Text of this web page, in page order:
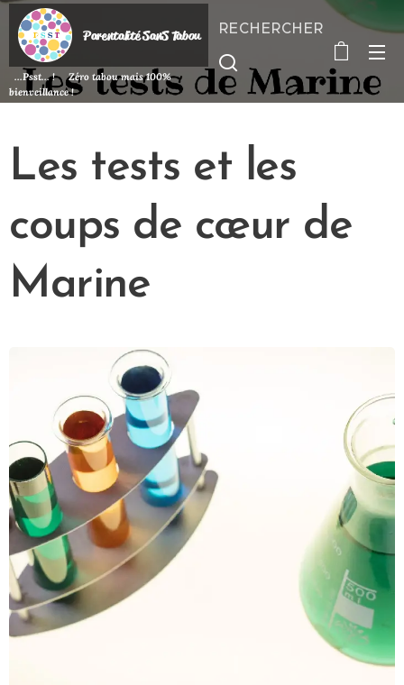
Parentalité SanSTabou
...Psst... ! Zéro tabou mais 100%
bienveillance !
RECHERCHER
Les tests et les
coups de cœur de
Marine